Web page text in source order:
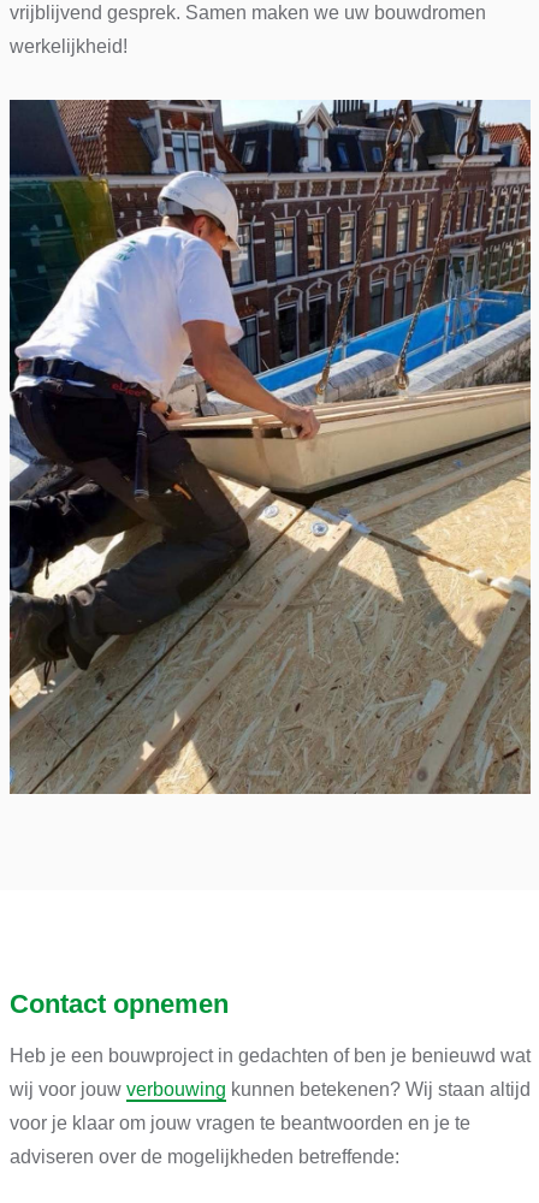
vrijblijvend gesprek. Samen maken we uw bouwdromen
werkelijkheid!
Contact opnemen
Heb je een bouwproject in gedachten of ben je benieuwd wat
wij voor jouw verbouwing kunnen betekenen? Wij staan altijd
voor je klaar om jouw vragen te beantwoorden en je te
adviseren over de mogelijkheden betreffende: